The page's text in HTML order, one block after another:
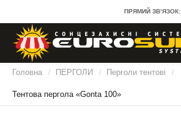
ПРЯМИЙ ЗВ’ЯЗОК:
Головна / ПЕРГОЛИ / Перголи тентові /
Тентова пергола «Gonta 100»